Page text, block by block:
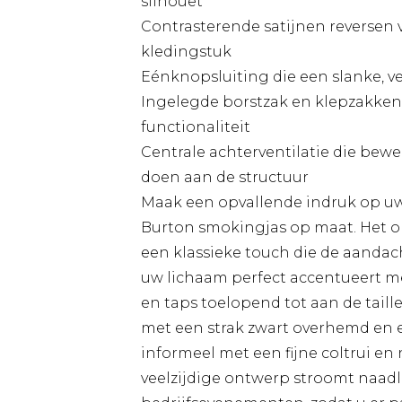
Contrasterende satijnen
kledingstuk
Eénknopsluiting die een slanke,
Ingelegde borstzak en
functionaliteit
Centrale achterventilatie die
doen aan de structuur
Maak een opvallende indruk op
Burton smokingjas op maat. Het
een klassieke touch die de
uw lichaam perfect accentueert
en taps toelopend tot aan de
met een strak zwart overhemd
informeel met een fijne coltrui en
veelzijdige ontwerp stroomt